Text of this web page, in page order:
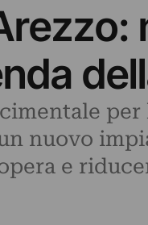
per
nuovo
e